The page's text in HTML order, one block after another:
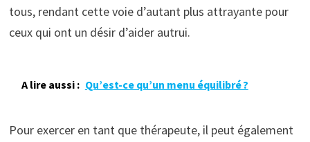
tous, rendant cette voie d’autant plus attrayante pour
ceux qui ont un désir d’aider autrui.
A lire aussi : Qu’est-ce qu’un menu équilibré ?
Pour exercer en tant que thérapeute, il peut également